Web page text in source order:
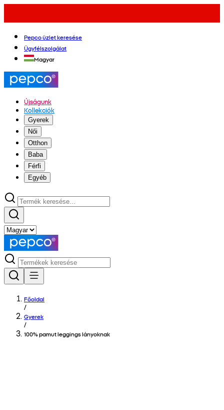
Pepco üzlet keresése
Ügyfélszolgálat
Magyar
Újságunk
Kollekciók
Gyerek
Női
Otthon
Baba
Férfi
Egyéb
Főoldal
/
Gyerek
/
100% pamut leggings lányoknak